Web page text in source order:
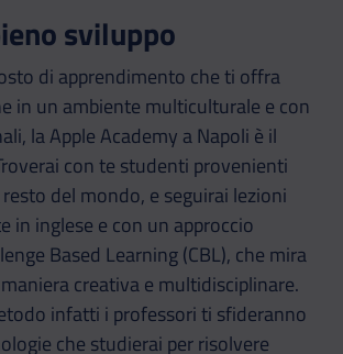
sviluppo
di apprendimento che ti offra
in un ambiente multiculturale e con
la Apple Academy a Napoli è il
con te studenti provenienti
resto del mondo, e seguirai lezioni
in inglese e con un approccio
Based Learning (CBL), che mira
creativa e multidisciplinare.
infatti i professori ti sfideranno
che studierai per risolvere